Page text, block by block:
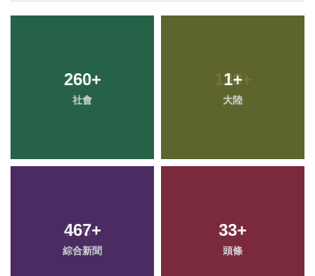
260+
社會
1+
大陸
467+
綜合新聞
33+
頭條